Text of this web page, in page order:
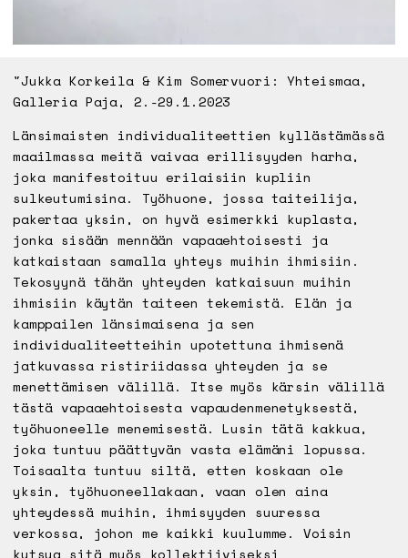
"Jukka Korkeila & Kim Somervuori: Yhteismaa,
Galleria Paja, 2.-29.1.2023
Länsimaisten individualiteettien kyllästämässä
maailmassa meitä vaivaa erillisyyden harha,
joka manifestoituu erilaisiin kupliin
sulkeutumisina. Työhuone, jossa taiteilija,
pakertaa yksin, on hyvä esimerkki kuplasta,
jonka sisään mennään vapaaehtoisesti ja
katkaistaan samalla yhteys muihin ihmisiin.
Tekosyynä tähän yhteyden katkaisuun muihin
ihmisiin käytän taiteen tekemistä. Elän ja
kamppailen länsimaisena ja sen
individualiteetteihin upotettuna ihmisenä
jatkuvassa ristiriidassa yhteyden ja se
menettämisen välillä. Itse myös kärsin välillä
tästä vapaaehtoisesta vapaudenmenetyksestä,
työhuoneelle menemisestä. Lusin tätä kakkua,
joka tuntuu päättyvän vasta elämäni lopussa.
Toisaalta tuntuu siltä, etten koskaan ole
yksin, työhuoneellakaan, vaan olen aina
yhteydessä muihin, ihmisyyden suuressa
verkossa, johon me kaikki kuulumme. Voisin
kutsua sitä myös kollektiiviseksi